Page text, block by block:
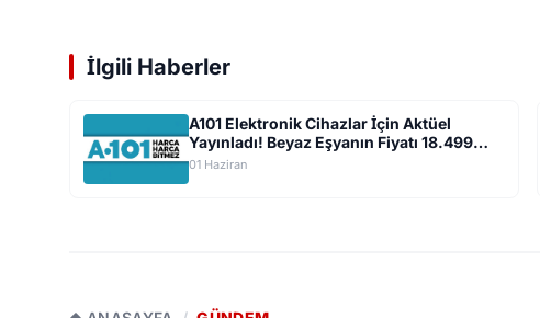
İlgili Haberler
A101 Elektronik Cihazlar İçin Aktüel
Yayınladı! Beyaz Eşyanın Fiyatı 18.499
TL'ye Düştü
01 Haziran